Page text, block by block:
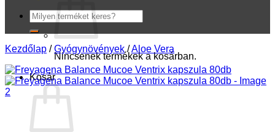
Nincsenek termékek a kosárban.
Kosár
Keresés
a
következőre:
Kezdőlap / Gyógynövények /Aloe Vera